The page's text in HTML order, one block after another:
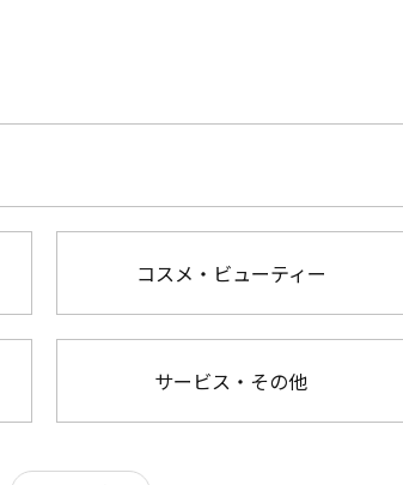
コスメ・ビューティー
サービス・その他